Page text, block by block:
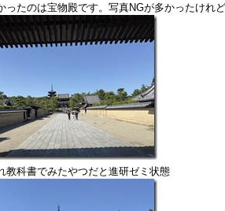
ったのは宝物殿です。写真NGが多かったけれ
教科書でみたやつだと進研ゼミ状態